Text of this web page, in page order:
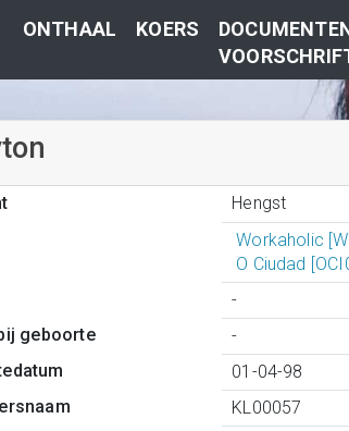
ONTHAAL KOERS
Hengst
Workaholic
O Ciudad
-
geboorte
-
01-04-98
KL00057